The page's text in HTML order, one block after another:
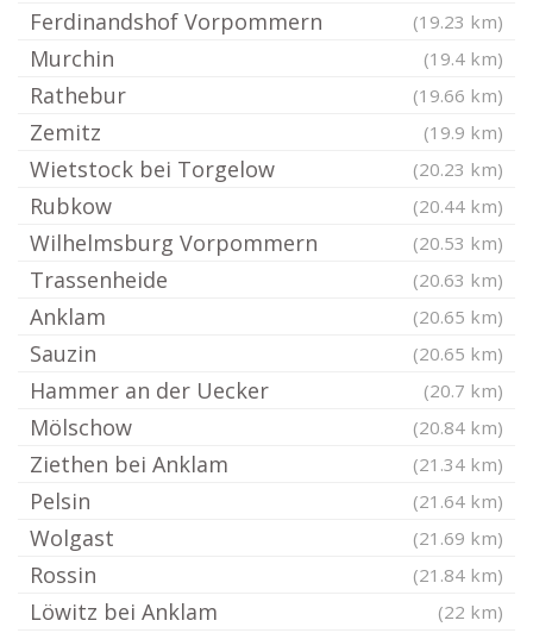
Ferdinandshof Vorpommern (19.23 km)
Murchin (19.4 km)
Rathebur (19.66 km)
Zemitz (19.9 km)
Wietstock bei Torgelow (20.23 km)
Rubkow (20.44 km)
Wilhelmsburg Vorpommern (20.53 km)
Trassenheide (20.63 km)
Anklam (20.65 km)
Sauzin (20.65 km)
Hammer an der Uecker (20.7 km)
Mölschow (20.84 km)
Ziethen bei Anklam (21.34 km)
Pelsin (21.64 km)
Wolgast (21.69 km)
Rossin (21.84 km)
Löwitz bei Anklam (22 km)